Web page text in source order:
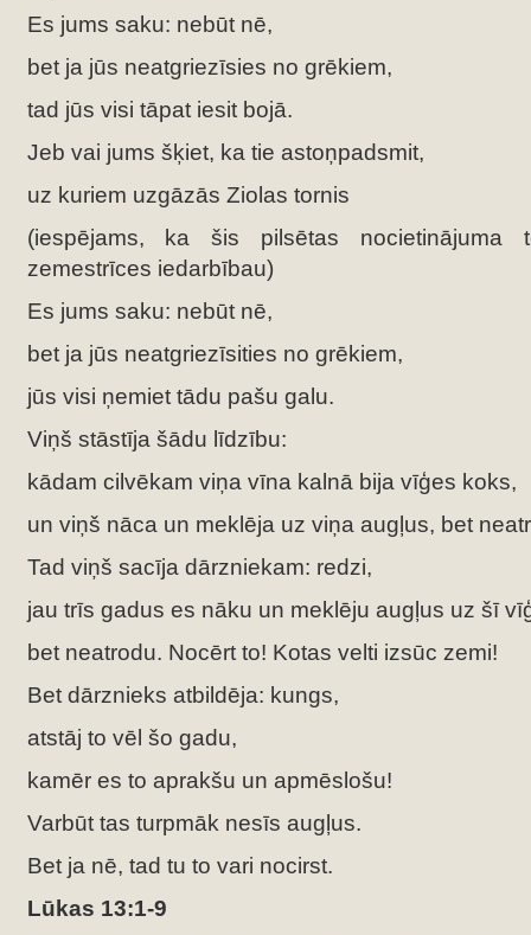
Es jums saku: nebūt nē,
bet ja jūs neatgriezīsies no grēkiem,
tad jūs visi tāpat iesit bojā.
Jeb vai jums šķiet, ka tie astoņpadsmit,
uz kuriem uzgāzās Ziolas tornis
(iespējams, ka šis pilsētas nocietinājuma
zemestrīces iedarbībau)
Es jums saku: nebūt nē,
bet ja jūs neatgriezīsities no grēkiem,
jūs visi ņemiet tādu pašu galu.
Viņš stāstīja šādu līdzību:
kādam cilvēkam viņa vīna kalnā bija vīģes koks,
un viņš nāca un meklēja uz viņa augļus, bet
Tad viņš sacīja dārzniekam: redzi,
jau trīs gadus es nāku un meklēju augļus uz šī
bet neatrodu. Nocērt to! Kotas velti izsūc zemi!
Bet dārznieks atbildēja: kungs,
atstāj to vēl šo gadu,
kamēr es to aprakšu un apmēslošu!
Varbūt tas turpmāk nesīs augļus.
Bet ja nē, tad tu to vari nocirst.
Lūkas 13:1-9